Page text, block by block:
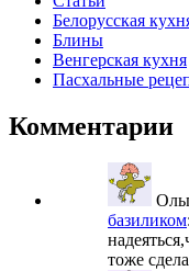
Белорусская
Блины
Венгерская кухня
Пасхальные
Комментарии
базиликом
тоже